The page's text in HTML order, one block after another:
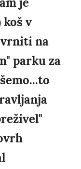
v
vrniti na
parku za